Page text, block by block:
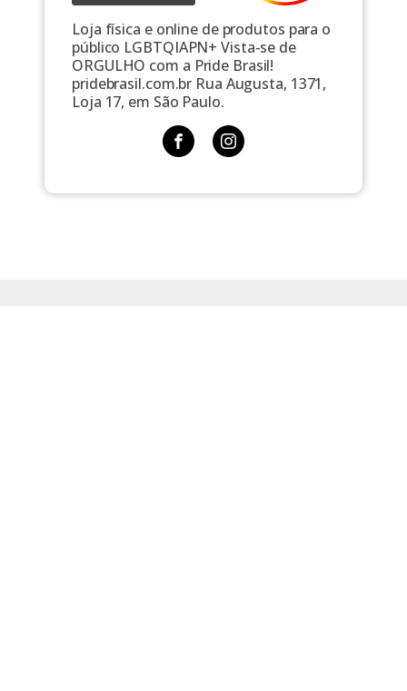
Loja física e online de produtos para o
público LGBTQIAPN+ Vista-se de
ORGULHO com a Pride Brasil!
pridebrasil.com.br Rua Augusta, 1371,
Loja 17, em São Paulo.